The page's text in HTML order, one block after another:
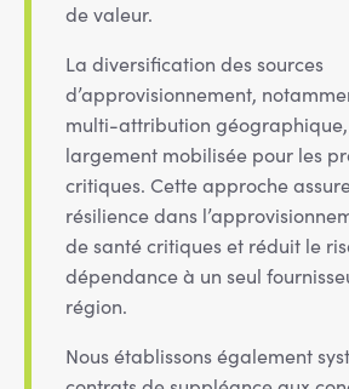
de valeur.
La diversification des sources
d’approvisionnement,
multi-attribution
largement mobilisée pour les
critiques. Cette approche
résilience dans
de santé critiques et réduit le
dépendance à un seul
région.
Nous établissons également